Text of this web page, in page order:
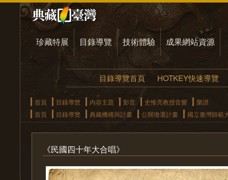
珍藏特展 目錄導覽 技術體驗 成果網站資源
目錄導覽首頁 HOTKEY快速導覽
首頁 目錄導覽 內容主題 影音 史惟亮教授音樂
樂譜
首頁
目錄導覽 典藏機構與計畫 公開徵選計畫 國立臺灣師範
《民國四十年大合唱》